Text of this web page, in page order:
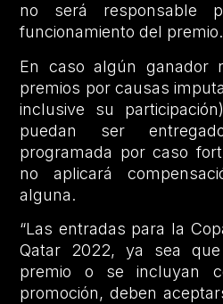
no será
funcionamiento del premio.
En caso algún ganador
premios por causas
inclusive su
puedan ser
programada por caso
no aplicará
alguna.
“Las entradas para la
Qatar 2022, ya sea
premio o se incluyan
promoción, deben